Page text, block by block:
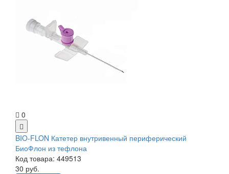
0
BIO-FLON Катетер внутривенный периферический
БиоФлон из тефлона
Код товара: 449513
30 руб.